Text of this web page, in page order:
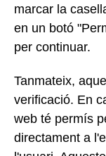
marcar la
en un botó
per continuar.
Tanmateix,
verificació. En
web té permís
directament a